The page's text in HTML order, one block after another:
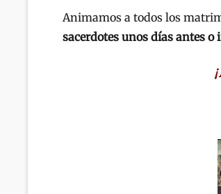
Animamos a todos los
sacerdotes unos días antes